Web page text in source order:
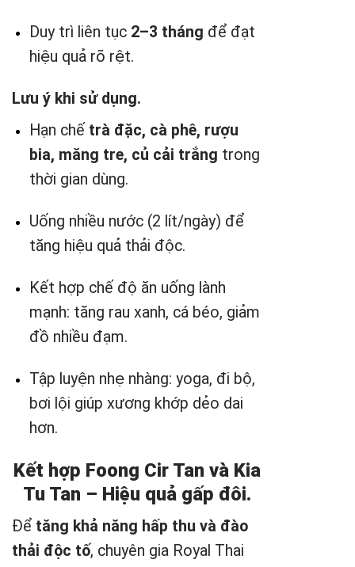
Duy trì liên tục 2–3 tháng để đạt
hiệu quả rõ rệt.
Lưu ý khi sử dụng.
Hạn chế trà đặc, cà phê, rượu
bia, măng tre, củ cải trắng trong
thời gian dùng.
Uống nhiều nước (2 lít/ngày) để
tăng hiệu quả thải độc.
Kết hợp chế độ ăn uống lành
mạnh: tăng rau xanh, cá béo, giảm
đồ nhiều đạm.
Tập luyện nhẹ nhàng: yoga, đi bộ,
bơi lội giúp xương khớp dẻo dai
hơn.
Kết hợp Foong Cir Tan và Kia
Tu Tan – Hiệu quả gấp đôi.
Để tăng khả năng hấp thu và đào
thải độc tố, chuyên gia Royal Thai